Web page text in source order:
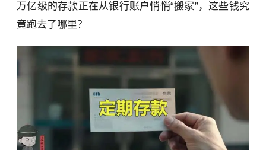
万亿级的存款正在从银行账户悄悄“搬家”，这些钱究
竟跑去了哪里？